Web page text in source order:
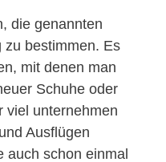
die genannten
zu bestimmen. Es
mit denen man
Schuhe oder
viel unternehmen
Ausflügen
auch schon einmal